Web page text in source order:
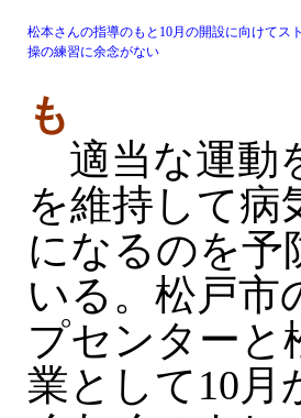
松本さんの指導のもと10月の開設に向けてス
操の練習に余念がない
も
適当な運動
を維持して病
になるのを予
いる。松戸市
プセンターと
業として10月